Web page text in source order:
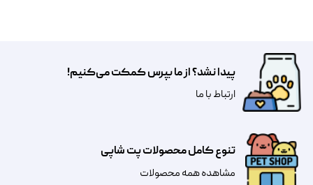
تنوع کامل محصولات پت شاپی
مشاهده همه محصولات
پیدا نشد؟ از ما بپرس کمکت می‌کنیم!
​​​ارتباط با ما